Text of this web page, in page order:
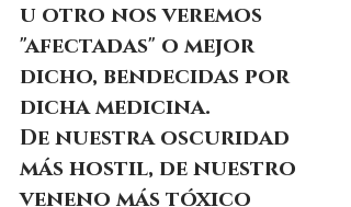
u otro nos veremos
"afectadas" o mejor
dicho, bendecidas por
dicha medicina.
De nuestra oscuridad
más hostil, de nuestro
veneno más tóxico